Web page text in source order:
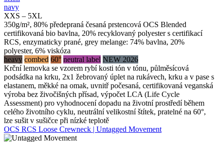
navy
XXS – 5XL
350g/m², 80% předepraná česaná prstencová OCS Blended
certifikovaná bio bavlna, 20% recyklovaný polyester s certifikací
RCS, enzymaticky prané, grey melange: 74% bavlna, 20%
polyester, 6% viskóza
heavy combed 60° neutral label NEW 2026
Krční lemovka se vzorem rybí kosti tón v tónu, půlměsícová
podsádka na krku, 2x1 žebrovaný úplet na rukávech, krku a v pase s
elastanem, měkké na omak, uvnitř počesaná, certifikovaná veganská
výroba bez živočišných přísad, výpočet LCA (Life Cycle
Assessment) pro vyhodnocení dopadu na životní prostředí během
celého životního cyklu, neutrální velikostní štítek, pratelné na 60°,
lze sušit v sušičce při nízké teplotě
OCS RCS Loose Crewneck | Untagged Movement